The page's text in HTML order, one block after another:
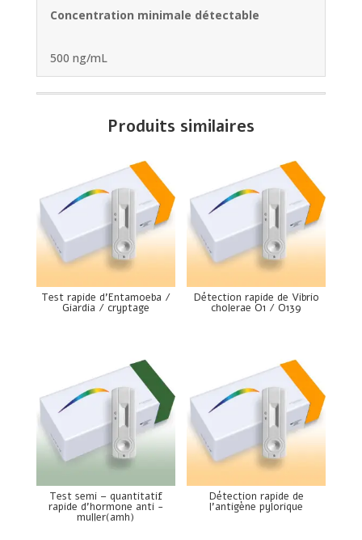
Concentration minimale détectable
500 ng/mL
Produits similaires
Test rapide d’Entamoeba /
Giardia / cryptage
Détection rapide de Vibrio
cholerae O1 / O139
Test semi – quantitatif
rapide d’hormone anti -
muller(amh)
Détection rapide de
l’antigène pylorique